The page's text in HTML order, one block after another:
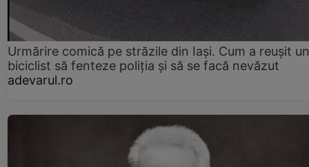
Urmărire comică pe străzile din Iași. Cum a reușit un
biciclist să fenteze poliția și să se facă nevăzut
adevarul.ro